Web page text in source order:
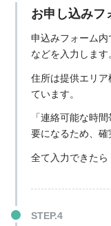
お申し込みフ
申込みフォーム内
などを入力します
住所は提供エリ
ています。
「連絡可能な時
要になるため、確
全て入力できたら